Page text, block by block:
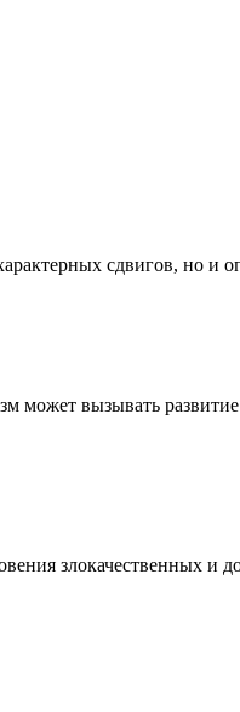
сдвигов, но и
может вызывать
злокачественных и